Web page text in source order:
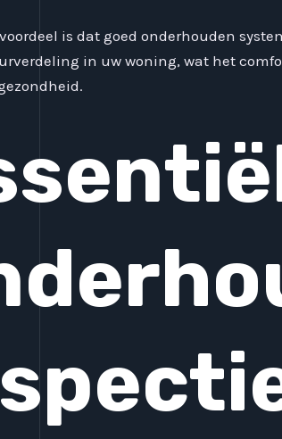
is dat goed onderhouden
in uw woning, wat het